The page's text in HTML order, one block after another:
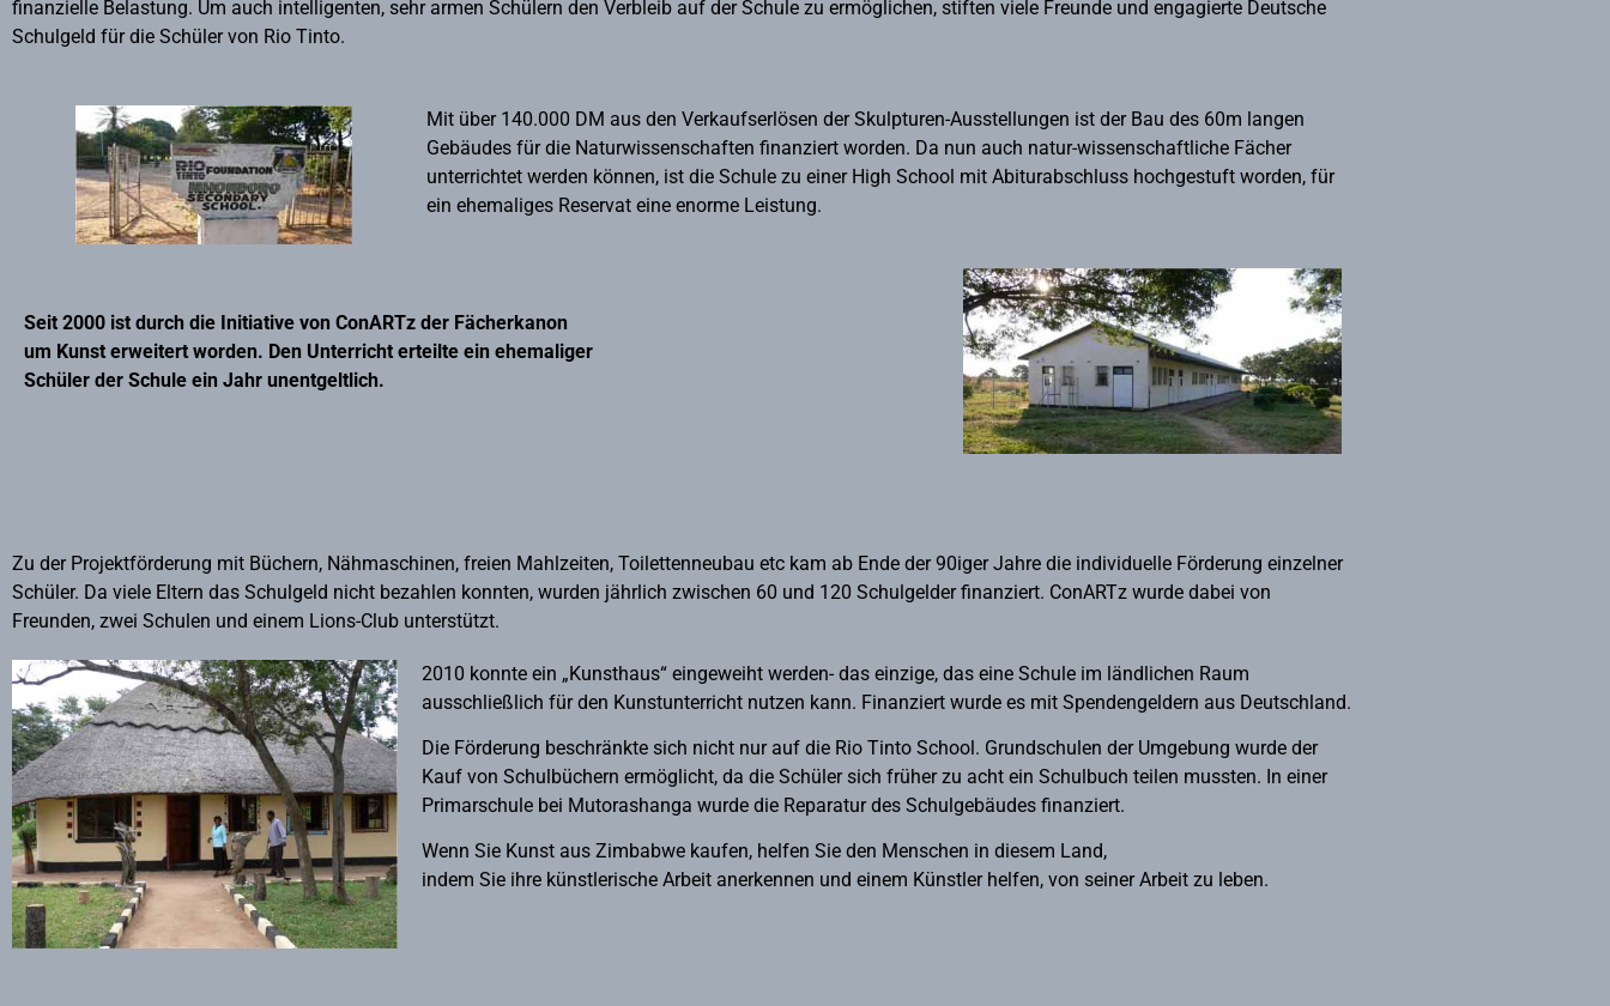
finanzielle Belastung. Um auch intelligenten, sehr armen Schülern den Verbleib auf der Schule zu ermöglichen, stiften viele Freunde und engagierte Deutsche
Schulgeld für die Schüler von Rio Tinto.
Mit über 140.000 DM aus den Verkaufserlösen der Skulpturen-Ausstellungen ist der Bau des 60m langen
Gebäudes für die Naturwissenschaften finanziert worden. Da nun auch natur-wissenschaftliche Fächer
unterrichtet werden können, ist die Schule zu einer High School mit Abiturabschluss hochgestuft worden, für
ein ehemaliges Reservat eine enorme Leistung.
Seit 2000 ist durch die Initiative von ConARTz der Fächerkanon
um Kunst erweitert worden. Den Unterricht erteilte ein ehemaliger
Schüler der Schule ein Jahr unentgeltlich.
Zu der Projektförderung mit Büchern, Nähmaschinen, freien Mahlzeiten, Toilettenneubau etc kam ab Ende der 90iger Jahre die individuelle Förderung einzelner
Schüler. Da viele Eltern das Schulgeld nicht bezahlen konnten, wurden jährlich zwischen 60 und 120 Schulgelder finanziert. ConARTz wurde dabei von
Freunden, zwei Schulen und einem Lions-Club unterstützt.
2010 konnte ein „Kunsthaus“ eingeweiht werden- das einzige, das eine Schule im ländlichen Raum
ausschließlich für den Kunstunterricht nutzen kann. Finanziert wurde es mit Spendengeldern aus Deutschland.
Die Förderung beschränkte sich nicht nur auf die Rio Tinto School. Grundschulen der Umgebung wurde der
Kauf von Schulbüchern ermöglicht, da die Schüler sich früher zu acht ein Schulbuch teilen mussten. In einer
Primarschule bei Mutorashanga wurde die Reparatur des Schulgebäudes finanziert.
Wenn Sie Kunst aus Zimbabwe kaufen, helfen Sie den Menschen in diesem Land,
indem Sie ihre künstlerische Arbeit anerkennen und einem Künstler helfen, von seiner Arbeit zu leben.